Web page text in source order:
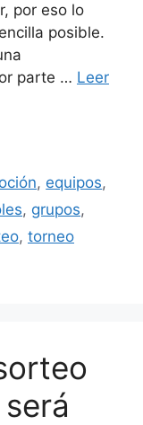
por eso lo
posible.
parte … Leer
, equipos,
, grupos,
, torneo